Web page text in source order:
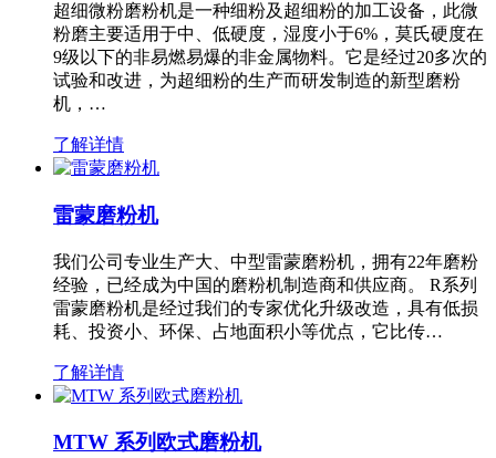
超细微粉磨粉机是一种细粉及超细粉的加工设备，此微
粉磨主要适用于中、低硬度，湿度小于6%，莫氏硬度在
9级以下的非易燃易爆的非金属物料。它是经过20多次的
试验和改进，为超细粉的生产而研发制造的新型磨粉
机，…
了解详情
雷蒙磨粉机
我们公司专业生产大、中型雷蒙磨粉机，拥有22年磨粉
经验，已经成为中国的磨粉机制造商和供应商。 R系列
雷蒙磨粉机是经过我们的专家优化升级改造，具有低损
耗、投资小、环保、占地面积小等优点，它比传…
了解详情
MTW 系列欧式磨粉机